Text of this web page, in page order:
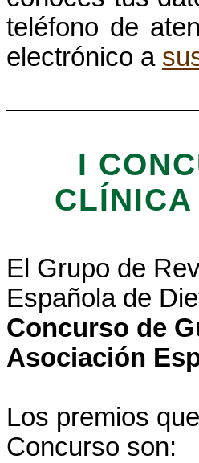
teléfono de
electrónico a
I
El Grupo de
Española de
Concurso de
Asociación
Los premios
Concurso son: